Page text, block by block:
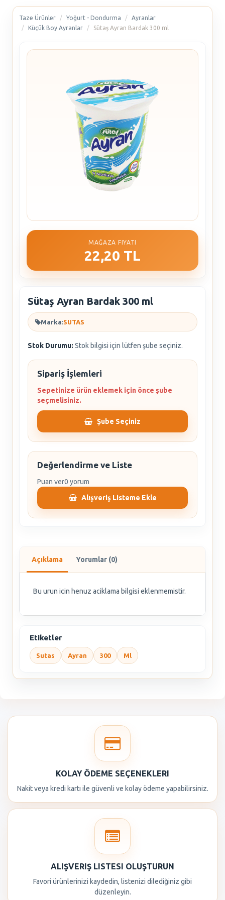
Taze Ürünler Yoğurt - Dondurma
Ayranlar
Küçük Boy Ayranlar
Sütaş Ayran Bardak 300 ml
MAĞAZA FIYATI
22,20 TL
Sütaş Ayran Bardak 300 ml
Marka:SUTAS
Stok Durumu: Stok bilgisi için lütfen şube seçiniz.
Sipariş İşlemleri
Sepetinize ürün eklemek için önce şube
seçmelisiniz.
Şube Seçiniz
Değerlendirme ve Liste
Puan ver0 yorum
Alışveriş Listeme Ekle
Açıklama Yorumlar (0)
Bu urun icin henuz aciklama bilgisi eklenmemistir.
Etiketler
Sutas Ayran 300 Ml
KOLAY ÖDEME SEÇENEKLERI
Nakit veya kredi kartı ile güvenli ve kolay ödeme yapabilirsiniz.
ALIŞVERIŞ LISTESI OLUŞTURUN
Favori ürünlerinizi kaydedin, listenizi dilediğiniz gibi
düzenleyin.